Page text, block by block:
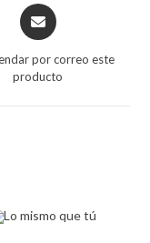
por correo este
producto